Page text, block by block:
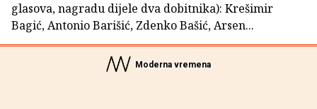
glasova, nagradu dijele dva dobitnika): Krešimir
Bagić, Antonio Barišić, Zdenko Bašić, Arsen...
Moderna vremena